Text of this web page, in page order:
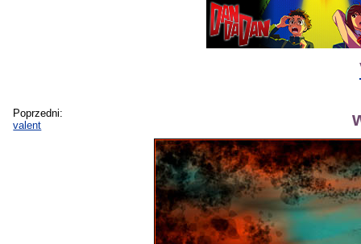
Poprzedni:
valent